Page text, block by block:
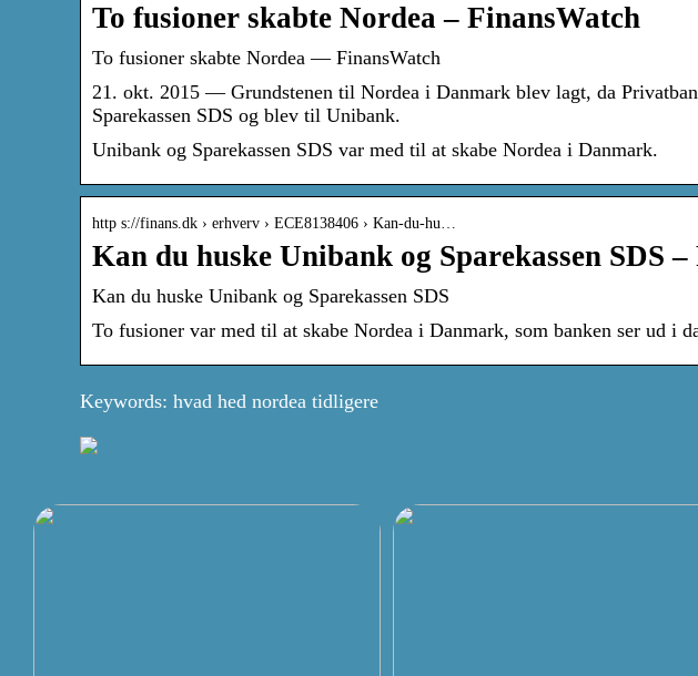
To fusioner skabte Nordea – FinansWatch
To fusioner skabte Nordea — FinansWatch
21. okt. 2015 — Grundstenen til Nordea i Danmark blev lagt, da
Sparekassen SDS og blev til Unibank.
Unibank og Sparekassen SDS var med til at skabe Nordea i Danmark.
http s://finans.dk › erhverv › ECE8138406 › Kan-du-hu…
Kan du huske Unibank og Sparekassen SDS –
Kan du huske Unibank og Sparekassen SDS
To fusioner var med til at skabe Nordea i Danmark, som banken ser ud i
Keywords: hvad hed nordea tidligere